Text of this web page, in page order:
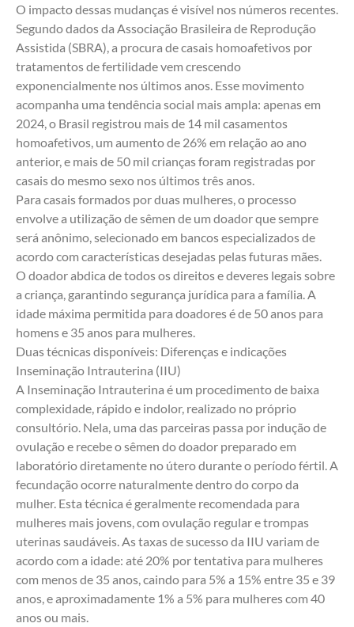
O impacto dessas mudanças é visível nos números recentes.
Segundo dados da Associação Brasileira de Reprodução
Assistida (SBRA), a procura de casais homoafetivos por
tratamentos de fertilidade vem crescendo
exponencialmente nos últimos anos. Esse movimento
acompanha uma tendência social mais ampla: apenas em
2024, o Brasil registrou mais de 14 mil casamentos
homoafetivos, um aumento de 26% em relação ao ano
anterior, e mais de 50 mil crianças foram registradas por
casais do mesmo sexo nos últimos três anos.
Para casais formados por duas mulheres, o processo
envolve a utilização de sêmen de um doador que sempre
será anônimo, selecionado em bancos especializados de
acordo com características desejadas pelas futuras mães.
O doador abdica de todos os direitos e deveres legais sobre
a criança, garantindo segurança jurídica para a família. A
idade máxima permitida para doadores é de 50 anos para
homens e 35 anos para mulheres.
Duas técnicas disponíveis: Diferenças e indicações
Inseminação Intrauterina (IIU)
A Inseminação Intrauterina é um procedimento de baixa
complexidade, rápido e indolor, realizado no próprio
consultório. Nela, uma das parceiras passa por indução de
ovulação e recebe o sêmen do doador preparado em
laboratório diretamente no útero durante o período fértil. A
fecundação ocorre naturalmente dentro do corpo da
mulher. Esta técnica é geralmente recomendada para
mulheres mais jovens, com ovulação regular e trompas
uterinas saudáveis. As taxas de sucesso da IIU variam de
acordo com a idade: até 20% por tentativa para mulheres
com menos de 35 anos, caindo para 5% a 15% entre 35 e 39
anos, e aproximadamente 1% a 5% para mulheres com 40
anos ou mais.